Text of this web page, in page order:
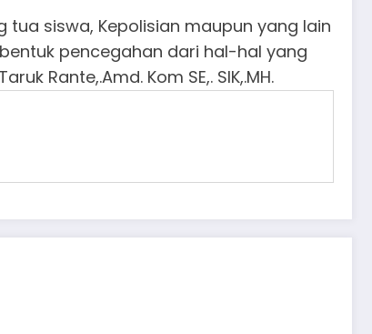
siswa, Kepolisian maupun yang lain
pencegahan dari hal-hal yang
Rante,.Amd. Kom SE,. SIK,.MH.